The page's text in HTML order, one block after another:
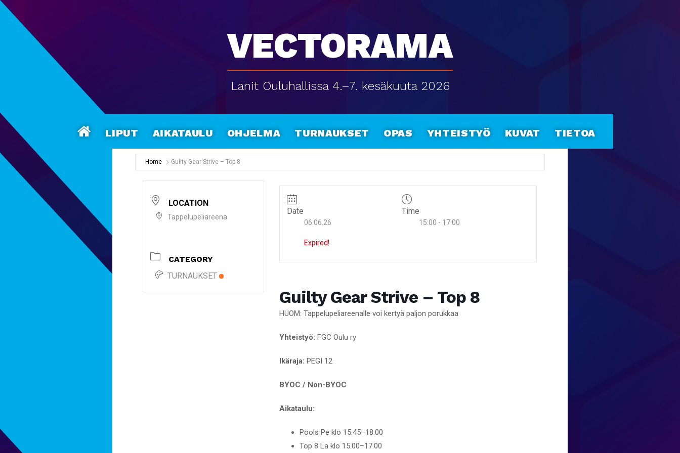
Vectorama
Lanit Ouluhallissa 4.–7. kesäkuuta 2026
Liput Aikataulu Ohjelma Turnaukset Opas Yhteistyö Kuvat Tietoa
Home Guilty Gear Strive – Top 8
LOCATION
Tappelupeliareena
CATEGORY
TURNAUKSET
Date
06.06.26
Expired!
Time
15:00 - 17:00
Guilty Gear Strive – Top 8
HUOM: Tappelupeliareenalle voi kertyä paljon porukkaa
Yhteistyö: FGC Oulu ry
Ikäraja: PEGI 12
BYOC / Non-BYOC
Aikataulu:
Pools Pe klo 15.45–18.00
Top 8 La klo 15.00–17.00